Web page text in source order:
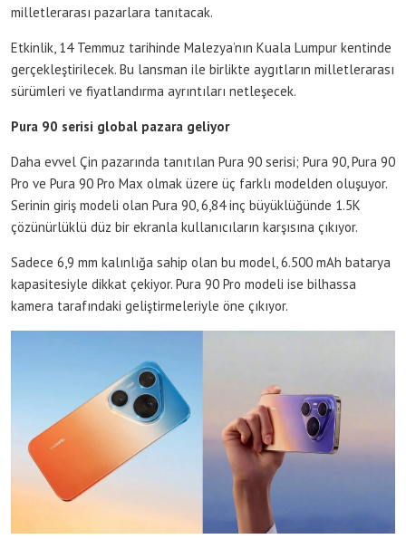
milletlerarası pazarlara tanıtacak.
Etkinlik, 14 Temmuz tarihinde Malezya’nın Kuala Lumpur kentinde
gerçekleştirilecek. Bu lansman ile birlikte aygıtların milletlerarası
sürümleri ve fiyatlandırma ayrıntıları netleşecek.
Pura 90 serisi global pazara geliyor
Daha evvel Çin pazarında tanıtılan Pura 90 serisi; Pura 90, Pura 90
Pro ve Pura 90 Pro Max olmak üzere üç farklı modelden oluşuyor.
Serinin giriş modeli olan Pura 90, 6,84 inç büyüklüğünde 1.5K
çözünürlüklü düz bir ekranla kullanıcıların karşısına çıkıyor.
Sadece 6,9 mm kalınlığa sahip olan bu model, 6.500 mAh batarya
kapasitesiyle dikkat çekiyor. Pura 90 Pro modeli ise bilhassa
kamera tarafındaki geliştirmeleriyle öne çıkıyor.